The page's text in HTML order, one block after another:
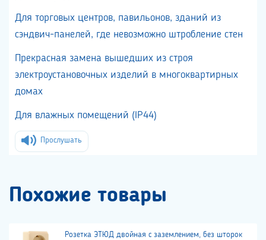
Для торговых центров, павильонов, зданий из
сэндвич-панелей, где невозможно штробление стен
Прекрасная замена вышедших из строя
электроустановочных изделий в многоквартирных
домах
Для влажных помещений (IP44)
Прослушать
Похожие товары
Розетка ЭТЮД двойная с заземлением, без шторок